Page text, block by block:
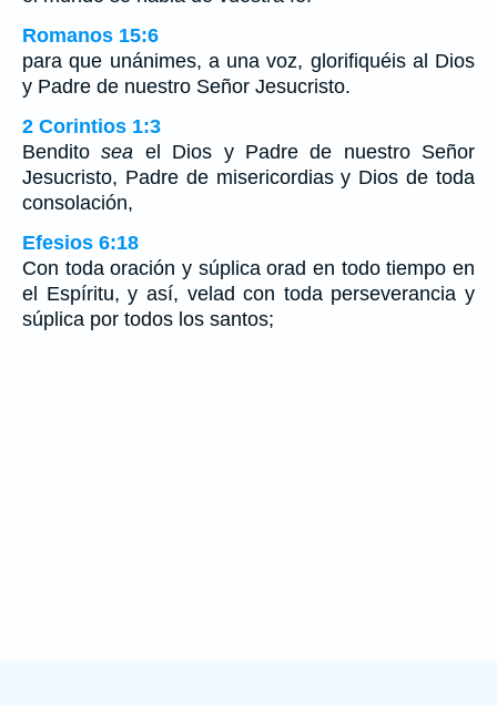
Romanos 15:6
para que unánimes, a una voz, glorifiquéis al Dios
y Padre de nuestro Señor Jesucristo.
2 Corintios 1:3
Benditosea el Dios y Padre de nuestro Señor
Jesucristo, Padre de misericordias y Dios de toda
consolación,
Efesios 6:18
Con toda oración y súplica orad en todo tiempo en
el Espíritu, y así, velad con toda perseverancia y
súplica por todos los santos;